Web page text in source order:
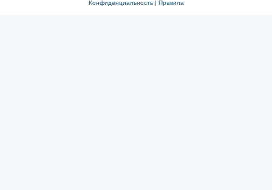
Конфиденциальность| Правила